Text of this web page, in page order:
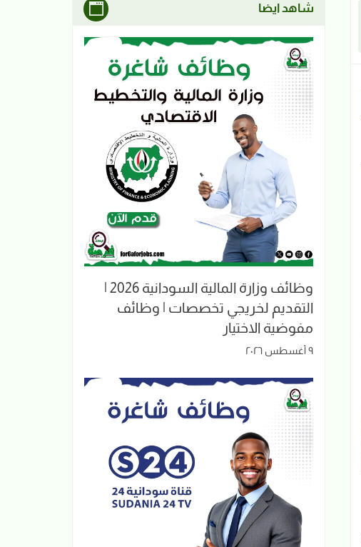
شاهد ايضا
وظائف وزارة المالية السودانية 2026 |
التقديم لخريجي تخصصات | وظائف
مفوضية الاختيار
٩ أغسطس ٢٠٢٦